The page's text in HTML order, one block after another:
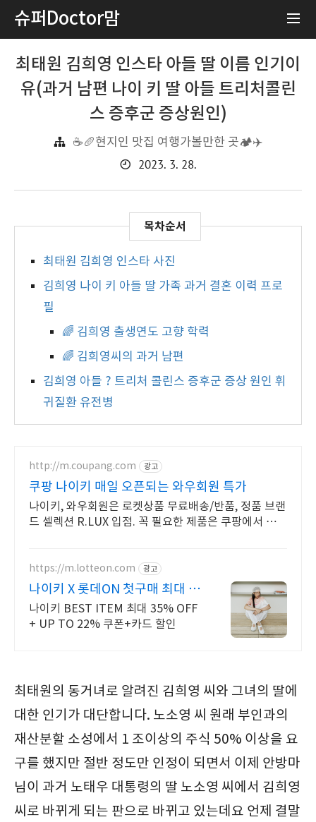
슈퍼Doctor맘
최태원 김희영 인스타 아들 딸 이름 인기이
유(과거 남편 나이 키 딸 아들 트리처콜린
스 증후군 증상원인)
☕️🥖현지인 맛집 여행가볼만한 곳🏕️✈️
2023. 3. 28.
최태원 김희영 인스타 사진
김희영 나이 키 아들 딸 가족 과거 결혼 이력 프로
필
🌈 김희영 출생연도 고향 학력
🌈 김희영씨의 과거 남편
김희영 아들 ? 트리처 콜린스 증후군 증상 원인 휘
귀질환 유전병
http://m.coupang.com 광고
쿠팡 나이키 매일 오픈되는 와우회원 특가
나이키, 와우회원은 로켓상품 무료배송/반품, 정품 브랜
드 셀렉션 R.LUX 입점. 꼭 필요한 제품은 쿠팡에서 더
https://m.lotteon.com 광고
나이키 X 롯데ON 첫구매 최대 5
천원 혜택!
나이키 BEST ITEM 최대 35% OFF
+ UP TO 22% 쿠폰+카드 할인
최태원의 동거녀로 알려진 김희영 씨와 그녀의 딸에
대한 인기가 대단합니다. 노소영 씨 원래 부인과의
재산분할 소성에서 1 조이상의 주식 50% 이상을 요
구를 했지만 절반 정도만 인정이 되면서 이제 안방마
님이 과거 노태우 대통령의 딸 노소영 씨에서 김희영
씨로 바뀌게 되는 판으로 바뀌고 있는데요 언제 결말